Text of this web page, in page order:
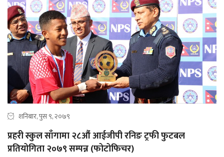
शनिबार, पुस ९, २०७९
प्रहरी स्कुल साँगामा २८औं आईजीपी रनिङ ट्रफी फुटबल
प्रतियोगिता २०७९ सम्पन्न (फोटोफिचर)